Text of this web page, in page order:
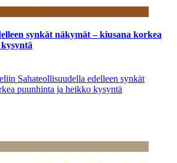
synkät näkymät – kiusana korkea
Sahateollisuudella edelleen synkät
puunhinta ja heikko kysyntä